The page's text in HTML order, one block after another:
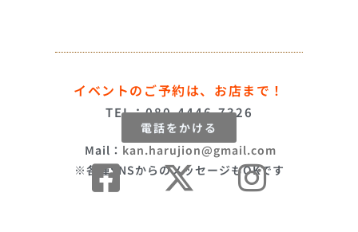
イベントのご予約は、お店まで！
TEL：080-4446-7326
電話をかける
Mail： kan.harujion@gmail.com
※各種SNSからのメッセージもOKです